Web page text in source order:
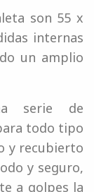
son 55 x
internas
un amplio
serie de
todo tipo
y recubierto
y seguro,
a golpes la